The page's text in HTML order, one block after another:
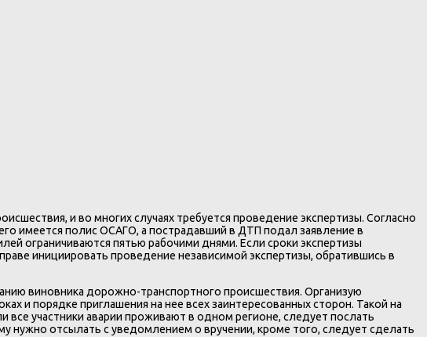
и во многих случаях требуется проведение экспертизы. Согласно
имеется полис ОСАГО, а пострадавший в ДТП подал заявление в
ограничиваются пятью рабочими днями. Если сроки экспертизы
инициировать проведение независимой экспертизы, обратившись в
виновника дорожно-транспортного происшествия. Организую
и порядке приглашения на нее всех заинтересованных сторон. Такой на
все участники аварии проживают в одном регионе, следует послать
нужно отсылать с уведомлением о вручении, кроме того, следует сделать